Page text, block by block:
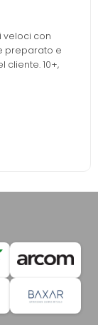
veloci con
preparato e
10+,